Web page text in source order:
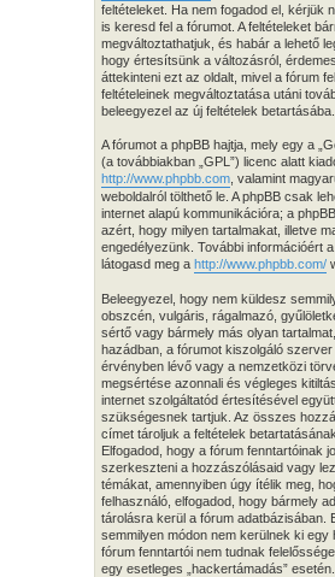
feltételeket. Ha nem fogadod el, kérjük
is keresd fel a fórumot. A feltételeket
megváltoztathatjuk, és habár a lehető
hogy értesítsünk a változásról,
áttekinteni ezt az oldalt, mivel a fórum
feltételeinek megváltoztatása utáni
beleegyezel az új feltételek betartásába.
A fórumot a phpBB hajtja, mely egy a
(a továbbiakban „GPL”) licenc alatt
http://www.phpbb.com , valamint
weboldalról tölthető le. A phpBB csak
internet alapú kommunikációra; a
azért, hogy milyen tartalmakat, illetve
engedélyezünk. További információért
látogasd meg a http://www.phpbb.com/
Beleegyezel, hogy nem küldesz
obszcén, vulgáris, rágalmazó,
sértő vagy bármely más olyan
hazádban, a fórumot kiszolgáló
érvényben lévő vagy a nemzetközi
megsértése azonnali és végleges
internet szolgáltatód értesítésével
szükségesnek tartjuk. Az összes
címet tároljuk a feltételek
Elfogadod, hogy a fórum fenntartóinak
szerkeszteni a hozzászólásaid vagy
témákat, amennyiben úgy ítélik meg,
felhasználó, elfogadod, hogy bármely
tárolásra kerül a fórum adatbázisában.
semmilyen módon nem kerülnek ki egy
fórum fenntartói nem tudnak
egy esetleges „hackertámadás” esetén.